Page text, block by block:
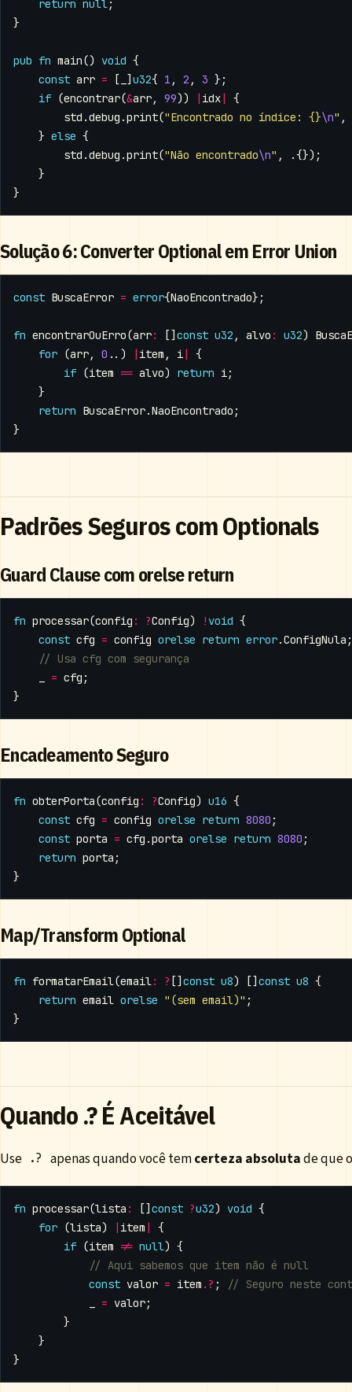
return null ;
}
pub fn main() void {
const arr = [ ] u32{ 1 , 2 , 3 };
if (encontrar(&arr, 99)) | idx|
{
std .debug .print("Encontrado no índice: {}\n" ,
} else {
std .debug .print("Não encontrado\n" ,
.{});
}
}
Solução 6: Converter Optional em Error Union
const BuscaError = error{NaoEncontrado};
fn encontrarOuErro(arr: [] const u32 , alvo : u32)
for (arr, 0 ..) | item , i|
{
if (item == alvo) return i;
}
return BuscaError.NaoEncontrado ;
}
Padrões Seguros com Optionals
Guard Clause com orelse return
fn processar(config : ?Config) ! void {
const cfg = config orelse return error.ConfigNula ;
= cfg ;
}
Encadeamento Seguro
fn obterPorta(config : ?Config) u16 {
const cfg = config orelse return 8080 ;
const porta = cfg .porta orelse return 8080 ;
return porta ;
}
Map/Transform Optional
fn formatarEmail(email : ? [] const u8) [] const u8 {
return email orelse "(sem email)" ;
}
Quando .? É Aceitável
Use .? apenas quando você temcerteza absolutade que
fn processar(lista : [] const ?u32) void {
for (lista) | item |
{
if (item != null) {
const valor = item . ? ;
= valor;
}
}
}